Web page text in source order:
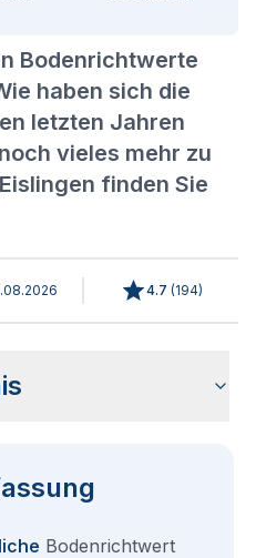
Bodenrichtwerte
haben sich die
letzten Jahren
vieles mehr zu
finden Sie
4.7 (194)
Bodenrichtwert